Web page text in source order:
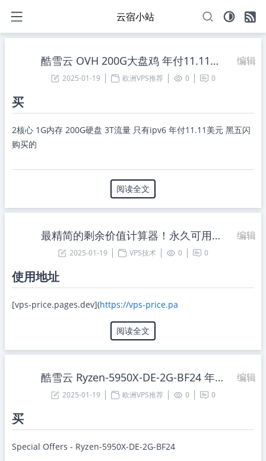
云宿小站
酷雪云 OVH 200G大盘鸡 年付11.11美元 编辑
2025-01-19 欧洲VPS推荐 0 0
买
2核心 1G内存 200G硬盘 3T流量 只有ipv6 年付11.11美元 黑五闪
购买的
阅读全文
最精简的剩余价值计算器！永久可用！SLA 100% 编辑
2025-01-19 VPS技术 0 0
使用地址
[vps-price.pages.dev](https://vps-price.pa
阅读全文
酷雪云 Ryzen-5950X-DE-2G-BF24 年付10.99刀 编辑
2025-01-19 欧洲VPS推荐 0 0
买
Special Offers - Ryzen-5950X-DE-2G-BF24